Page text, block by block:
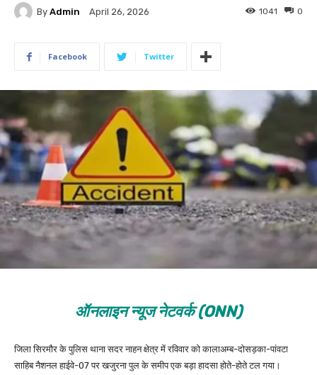
By Admin April 26, 2026 0
1041
Facebook Twitter
ऑनलाइन न्यूज नेटवर्क (ONN)
जिला सिरमौर के पुलिस थाना सदर नाहन क्षेत्र में रविवार को कालाअम्ब-दोसड़का-पांवटा
साहिब नैशनल हाईवे-07 पर खजुरना पुल के समीप एक बड़ा हादसा होते-होते टल गया।